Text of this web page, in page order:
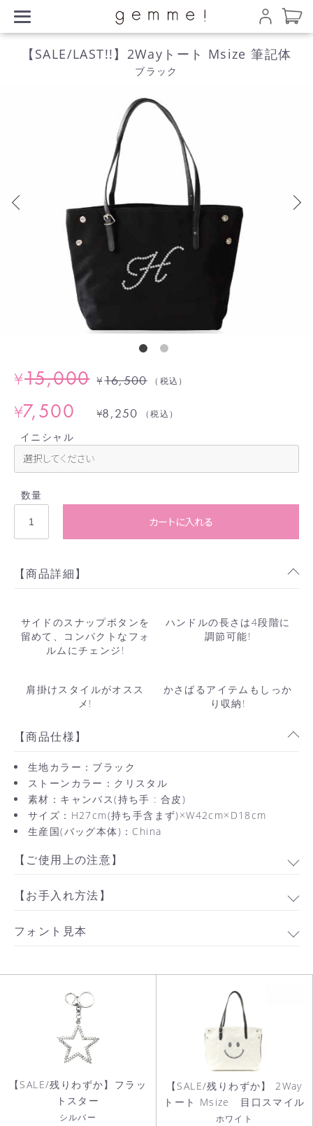
【SALE/LAST!!】2Wayトート Msize 筆記体
ブラック
¥15,000
¥7,500
¥16,500 （税込）
¥8,250 （税込）
イニシャル
数量
カートに入れる
【商品詳細】
サイドのスナップボタンを
留めて、コンパクトなフォ
ルムにチェンジ!
ハンドルの長さは4段階に
調節可能!
肩掛けスタイルがオスス
メ!
かさばるアイテムもしっか
り収納!
【商品仕様】
生地カラー：ブラック
ストーンカラー：クリスタル
素材：キャンバス(持ち手 : 合皮)
サイズ：H27cm(持ち手含まず)×W42cm×D18cm
生産国(バッグ本体)：China
【ご使用上の注意】
【お手入れ方法】
フォント見本
【SALE/残りわずか】フラッ
トスター
シルバー
【SALE/残りわずか】 2Way
トート Msize 目口スマイル
ホワイト